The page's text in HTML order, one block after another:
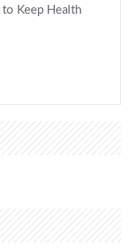
to Keep Health